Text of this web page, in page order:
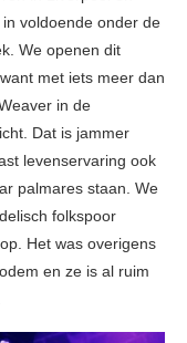
voldoende onder de
We openen dit
met iets meer dan
in de
Dat is jammer
levenservaring ook
palmares staan. We
folkspoor
Het was overigens
en ze is al ruim